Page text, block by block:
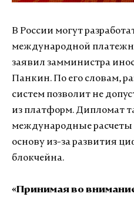
В России могут
международной
заявил замминистра
Панкин. По его словам,
систем позволит не
из платформ. Дипломат
международные расчеты
основу из-за развития
блокчейна.
«Принимая во